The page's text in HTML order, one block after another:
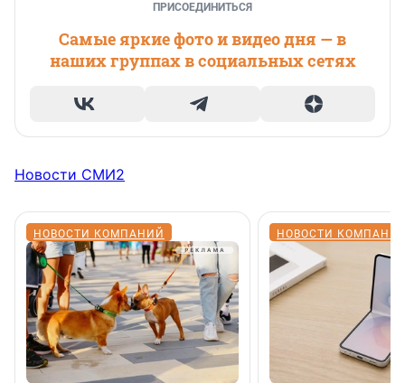
ПРИСОЕДИНИТЬСЯ
Самые яркие фото и видео дня — в
наших группах в социальных сетях
Новости СМИ2
НОВОСТИ КОМПАНИЙ НОВОСТИ